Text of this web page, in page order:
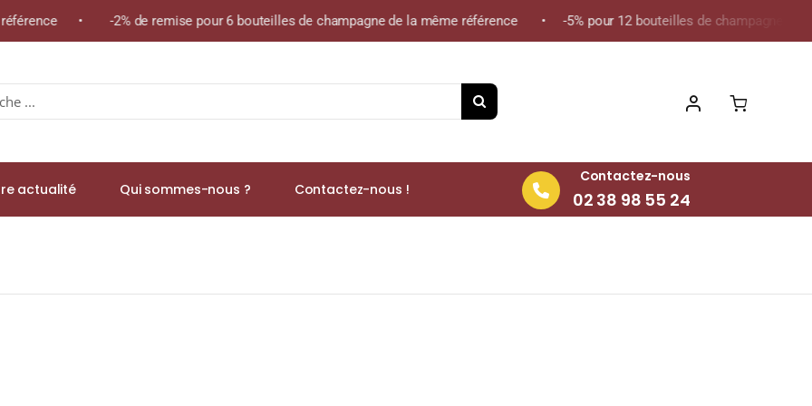
• -2% de remise pour 6 bouteilles de champagne de la même référence • -5% pour 12 bouteilles de champagne de la
actualité Qui sommes-nous ? Contactez-nous !
Contactez-nous
02 38 98 55 24